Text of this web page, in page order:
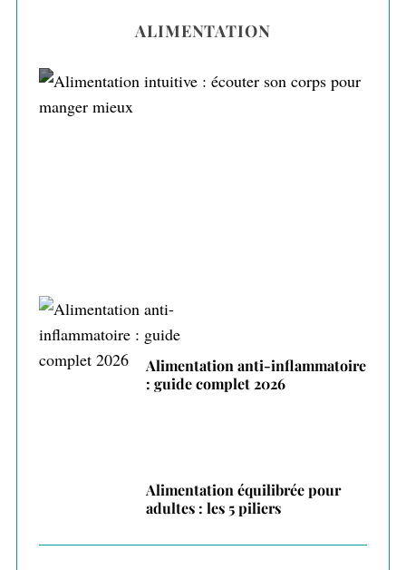
ALIMENTATION
Alimentation anti-inflammatoire
: guide complet 2026
Alimentation équilibrée pour
adultes : les 5 piliers